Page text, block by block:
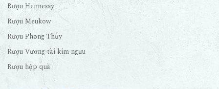
Rượu Hennessy
Rượu Meukow
Rượu Phong Thủy
Rượu Vương tài kim ngưu
Rượu hộp quà